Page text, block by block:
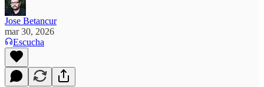
Jose Betancur
mar 30, 2026
Escucha